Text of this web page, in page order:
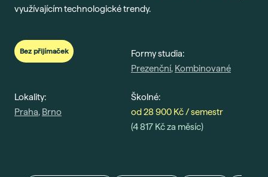
využívajícím technologické trendy.
Bez přijímaček
Formy studia:
Prezenční, Kombinované
Lokality:
Praha, Brno
Školné:
od 28 900 Kč / semestr
(4 817 Kč za měsíc)